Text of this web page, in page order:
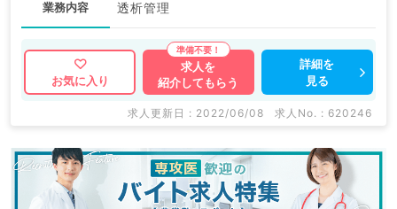
業務内容 透析管理
お気に入り
求人を
紹介してもらう
詳細を
見る
求人更新日 : 2022/06/08 求人No. : 620246